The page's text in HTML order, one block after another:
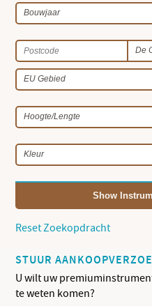
Show
Reset Zoekopdracht
STUUR
U wilt uw
te weten komen?